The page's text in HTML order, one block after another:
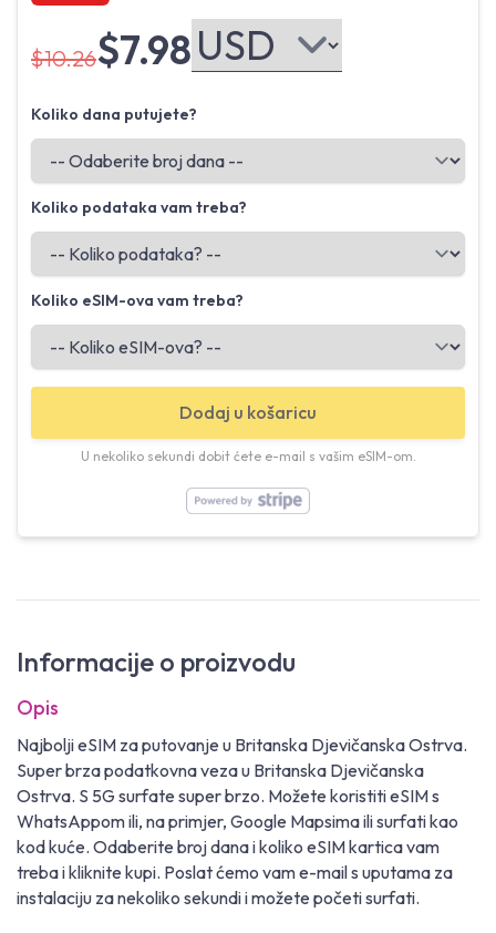
$10.26$7.98
Koliko dana putujete?
Koliko podataka vam treba?
Koliko eSIM-ova vam treba?
Dodaj u košaricu
U nekoliko sekundi dobit ćete e-mail s vašim eSIM-om.
Informacije o proizvodu
Opis
Najbolji eSIM za putovanje u Britanska Djevičanska Ostrva.
Super brza podatkovna veza u Britanska Djevičanska
Ostrva. S 5G surfate super brzo. Možete koristiti eSIM s
WhatsAppom ili, na primjer, Google Mapsima ili surfati kao
kod kuće. Odaberite broj dana i koliko eSIM kartica vam
treba i kliknite kupi. Poslat ćemo vam e-mail s uputama za
instalaciju za nekoliko sekundi i možete početi surfati.